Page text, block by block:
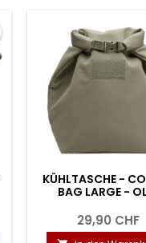
KÜHLTASCHE -
BAG LARGE -
29,90 CHF